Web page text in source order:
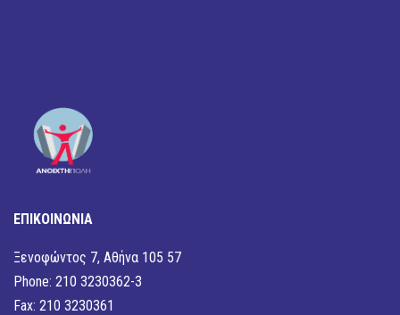
ΕΠΙΚΟΙΝΩΝΙΑ
Ξενοφώντος 7, Αθήνα 105 57
Phone: 210 3230362-3
Fax: 210 3230361